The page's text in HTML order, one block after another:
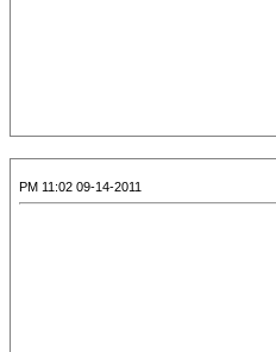
09-14-2011 11:02 PM